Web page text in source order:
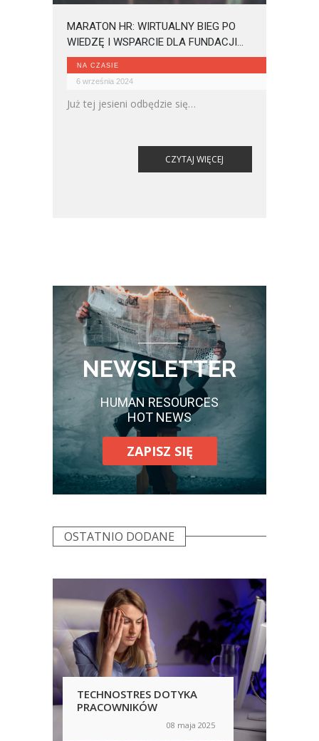
MARATON HR: WIRTUALNY BIEG PO
WIEDZĘ I WSPARCIE DLA FUNDACJI
RAK’N’ROLL
NA CZASIE
6 września 2024
Już tej jesieni odbędzie się
online dla profesjonalistów z branży
zarządzania zasobami ludzkimi.
CZYTAJ WIĘCEJ
NEWSLETTER
HUMAN RESOURCES
HOT NEWS
ZAPISZ SIĘ
OSTATNIO DODANE
TECHNOSTRES DOTYKA
PRACOWNIKÓW
08 maja 2025